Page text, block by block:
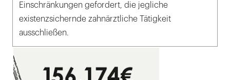
Einschränkungen gefordert, die jegliche
existenzsichernde zahnärztliche Tätigkeit
ausschließen.